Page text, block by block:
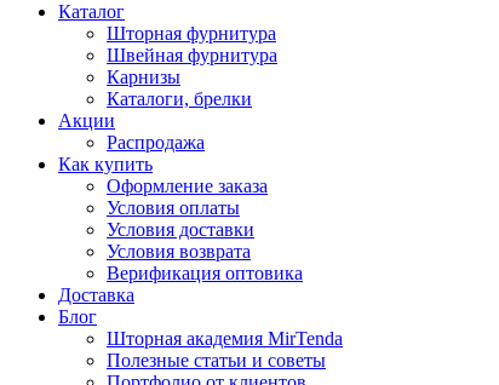
Каталог
Шторная фурнитура
Швейная фурнитура
Карнизы
Каталоги, брелки
Акции
Распродажа
Как купить
Оформление заказа
Условия оплаты
Условия доставки
Условия возврата
Верификация оптовика
Доставка
Блог
Шторная академия MirTenda
Полезные статьи и советы